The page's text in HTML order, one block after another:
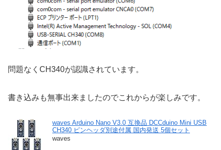
問題なくCH340が認識されています。
書き込みも無事出来ましたのでこれからが楽しみです。
waves Arduino Nano V3.0 互換品 DCCduino Mini USB
CH340 ピンヘッダ別途付属 国内発送 5個セット
waves